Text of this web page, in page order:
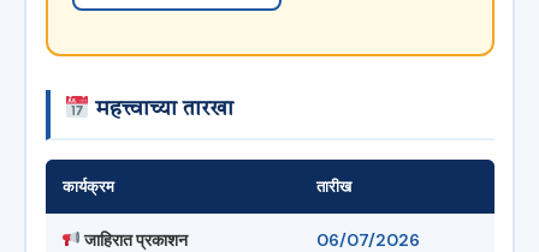
महत्त्वाच्या तारखा
कार्यक्रम तारीख
जाहिरात प्रकाशन 06/07/2026